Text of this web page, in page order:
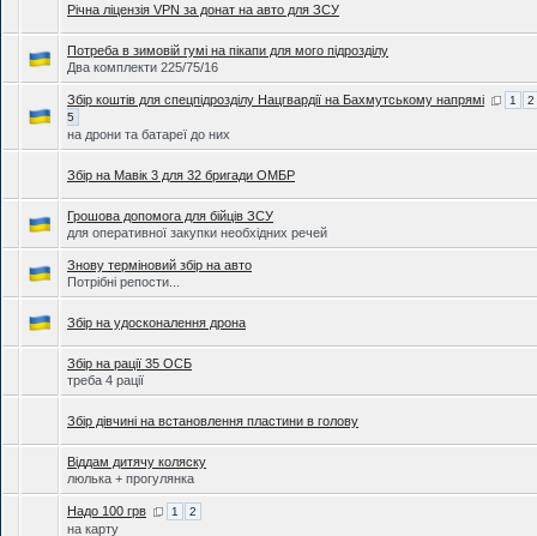
Річна ліцензія VPN за донат на авто для ЗСУ
Потреба в зимовій гумі на пікапи для мого підрозділу
Два комплекти 225/75/16
Збір коштів для спецпідрозділу Нацгвардії на Бахмутському напрямі 1
2
5
на дрони та батареї до них
Збір на Мавік 3 для 32 бригади ОМБР
Грошова допомога для бійців ЗСУ
для оперативної закупки необхідних речей
Знову терміновий збір на авто
Потрібні репости...
Збір на удосконалення дрона
Збір на рації 35 ОСБ
треба 4 рації
Збір дівчині на встановлення пластини в голову
Віддам дитячу коляску
люлька + прогулянка
Надо 100 грв 1 2
на карту